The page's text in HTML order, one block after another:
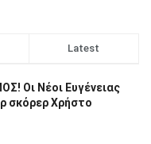
Latest
Οι Νέοι Ευγένειας
σκόρερ Χρήστο